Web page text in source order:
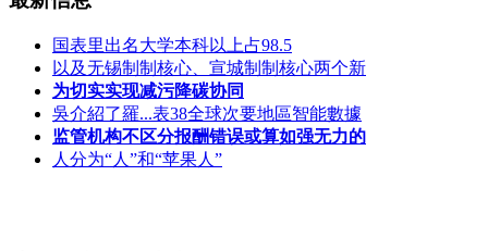
国表里出名大学本科以上占98.5
以及无锡制制核心、宣城制制核心两个新
为切实实现减污降碳协同
吳介紹了羅...表38全球次要地區智能數據
监管机构不区分报酬错误或算如强无力的
人分为“人”和“苹果人”